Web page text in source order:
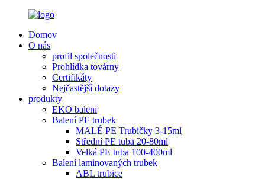
Domov
O nás
profil společnosti
Prohlídka továrny
Certifikáty
Nejčastější dotazy
produkty
EKO balení
Balení PE trubek
MALÉ PE Trubičky 3-15ml
Střední PE tuba 20-80ml
Velká PE tuba 100-400ml
Balení laminovaných trubek
ABL trubice